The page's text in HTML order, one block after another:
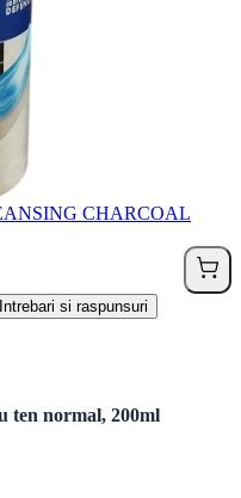
CHARCOAL
Intrebari si raspunsuri
ten normal, 200ml